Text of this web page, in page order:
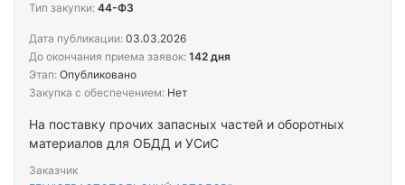
На поставку прочих запасных частей и оборотных
материалов для ОБДД и УСиС
Заказчик
Тип закупки: 44-ФЗ
Дата публикации: 03.03.2026
До окончания приема заявок: 142 дня
Этап: Опубликовано
Закупка с обеспечением: Нет